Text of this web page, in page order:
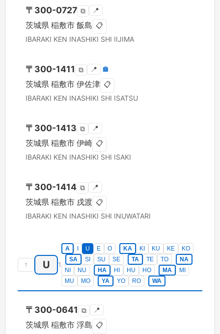
〒 300-0727 ⧉ 📍
茨城県 稲敷市 飯島 📋
IBARAKI KEN INASHIKI SHI IIJIMA
〒 300-1411 ⧉ 📍 🏣
茨城県 稲敷市 伊佐津 📋
IBARAKI KEN INASHIKI SHI ISATSU
〒 300-1413 ⧉ 📍
茨城県 稲敷市 伊崎 📋
IBARAKI KEN INASHIKI SHI ISAKI
〒 300-1414 ⧉ 📍
茨城県 稲敷市 戌渡 📋
IBARAKI KEN INASHIKI SHI INUWATARI
↑ U 1
A U E O KA KI KU KE
KO
SA
SI SU SE TA TE TO
NA
NI
NU HA HI HU HO MA
MI
MU
MO YA YO RO WA
〒 300-0641 ⧉ 📍
茨城県 稲敷市 浮島 📋